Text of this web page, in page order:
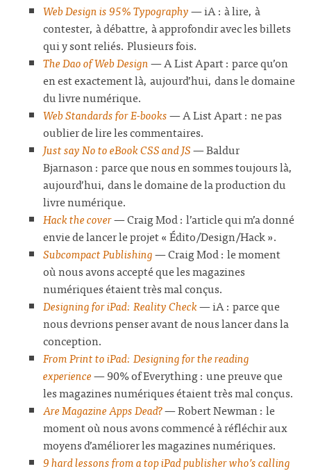
Web Design is 95% Typography— iA : à lire, à
contester, à débattre, à approfondir avec les billets
qui y sont reliés. Plusieurs fois.
The Dao of Web Design— A List Apart : parce qu’on
en est exactement là, aujourd’hui, dans le domaine
du livre numérique.
Web Standards for E-books— A List Apart : ne pas
oublier de lire les commentaires.
Just say No to eBook CSS and JS— Baldur
Bjarnason : parce que nous en sommes toujours là,
aujourd’hui, dans le domaine de la production du
livre numérique.
Hack the cover— Craig Mod : l’article qui m’a donné
envie de lancer le projet « Édito/Design/Hack ».
Subcompact Publishing— Craig Mod : le moment
où nous avons accepté que les magazines
numériques étaient très mal conçus.
Designing for iPad: Reality Check— iA : parce que
nous devrions penser avant de nous lancer dans la
conception.
From Print to iPad: Designing for the reading
experience— 90% of Everything : une preuve que
les magazines numériques étaient très mal conçus.
Are Magazine Apps Dead?— Robert Newman : le
moment où nous avons commencé à réfléchir aux
moyens d’améliorer les magazines numériques.
9 hard lessons from a top iPad publisher who’s calling